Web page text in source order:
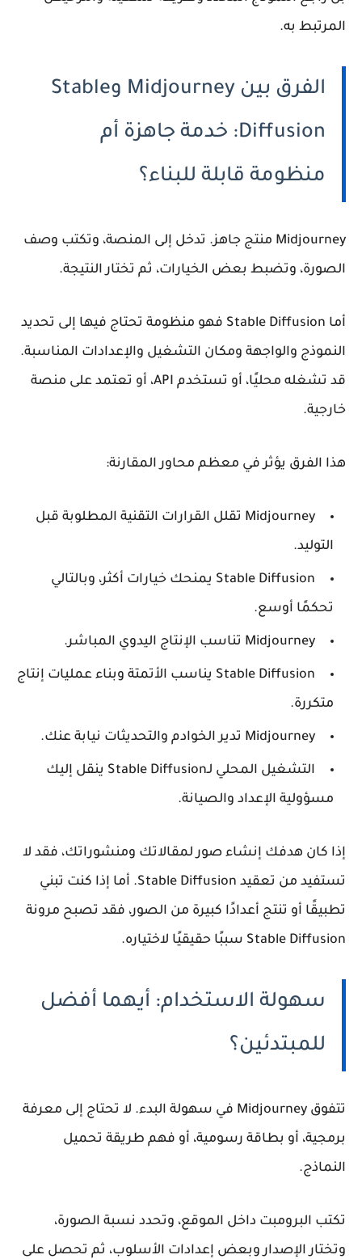
المرتبط به.
الفرق بين Midjourney وStable
Diffusion: خدمة جاهزة أم
منظومة قابلة للبناء؟
Midjourney منتج جاهز. تدخل إلى المنصة، وتكتب وصف
الصورة، وتضبط بعض الخيارات، ثم تختار النتيجة.
أما Stable Diffusion فهو منظومة تحتاج فيها إلى تحديد
النموذج والواجهة ومكان التشغيل والإعدادات المناسبة.
قد تشغله محليًا، أو تستخدم API، أو تعتمد على منصة
خارجية.
هذا الفرق يؤثر في معظم محاور المقارنة:
Midjourney تقلل القرارات التقنية المطلوبة قبل
التوليد.
Stable Diffusion يمنحك خيارات أكثر، وبالتالي
تحكمًا أوسع.
Midjourney تناسب الإنتاج اليدوي المباشر.
Stable Diffusion يناسب الأتمتة وبناء عمليات إنتاج
متكررة.
Midjourney تدير الخوادم والتحديثات نيابة عنك.
التشغيل المحلي لـStable Diffusion ينقل إليك
مسؤولية الإعداد والصيانة.
إذا كان هدفك إنشاء صور لمقالاتك ومنشوراتك، فقد لا
تستفيد من تعقيد Stable Diffusion. أما إذا كنت تبني
تطبيقًا أو تنتج أعدادًا كبيرة من الصور، فقد تصبح مرونة
Stable Diffusion سببًا حقيقيًا لاختياره.
سهولة الاستخدام: أيهما أفضل
للمبتدئين؟
تتفوق Midjourney في سهولة البدء. لا تحتاج إلى معرفة
برمجية، أو بطاقة رسومية، أو فهم طريقة تحميل
النماذج.
تكتب البرومبت داخل الموقع، وتحدد نسبة الصورة،
وتختار الإصدار وبعض إعدادات الأسلوب، ثم تحصل على